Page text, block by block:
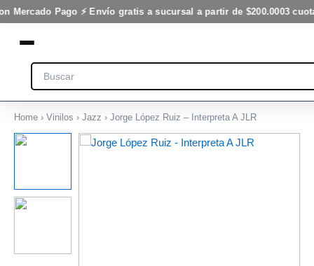
Mercado Pago ⚡ Envío gratis a sucursal a partir de $200.0003
Ir
al
contenido
Search
Home › Vinilos › Jazz › Jorge López Ruiz – Interpreta A JLR
Jorge
Interpreta
A
A
cantidad